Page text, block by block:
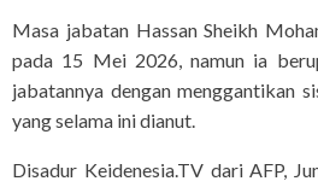
Masa jabatan Hassan Sheikh
pada 15 Mei 2026, namun ia
jabatannya dengan menggantikan
yang selama ini dianut.
Disadur Keidenesia.TV dari AFP,